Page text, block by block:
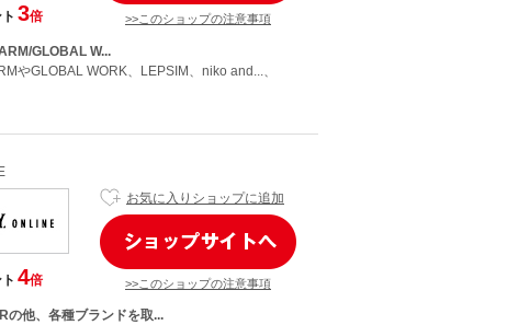
3倍 >>このショップの注意事項
GLOBAL W...
やGLOBAL WORK、LEPSIM、niko and...、
4倍
お気に入りショップに追加
>>このショップの注意事項
の他、各種ブランドを取...